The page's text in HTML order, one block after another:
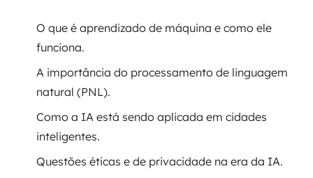
O que é aprendizado de máquina e como ele
funciona.
A importância do processamento de linguagem
natural (PNL).
Como a IA está sendo aplicada em cidades
inteligentes.
Questões éticas e de privacidade na era da IA.